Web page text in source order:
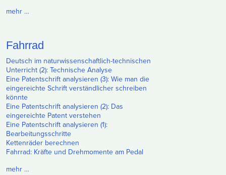
mehr …
Fahrrad
Deutsch im naturwissenschaftlich-technischen
Unterricht (2): Technische Analyse
Eine Patentschrift analysieren (3): Wie man die
eingereichte Schrift verständlicher schreiben
könnte
Eine Patentschrift analysieren (2): Das
eingereichte Patent verstehen
Eine Patentschrift analysieren (1):
Bearbeitungsschritte
Kettenräder berechnen
Fahrrad: Kräfte und Drehmomente am Pedal
mehr …